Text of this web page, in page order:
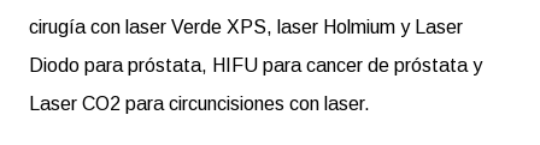
cirugía con laser Verde XPS, laser Holmium y Laser
Diodo para próstata, HIFU para cancer de próstata y
Laser CO2 para circuncisiones con laser.